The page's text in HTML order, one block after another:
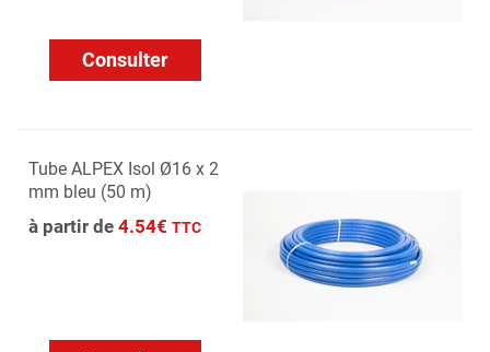
Consulter
Tube ALPEX Isol Ø16 x 2
mm bleu (50 m)
à partir de 4.54€ TTC